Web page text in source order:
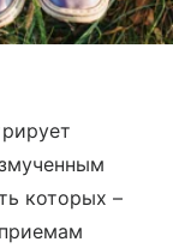
которых –